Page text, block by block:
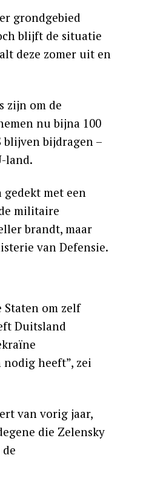
grondgebied
blijft de situatie
deze zomer uit en
zijn om de
nu bijna 100
blijven bijdragen –
land.
gedekt met een
militaire
brandt, maar
van Defensie.
Staten om zelf
Duitsland
heeft”, zei
van vorig jaar,
die Zelensky